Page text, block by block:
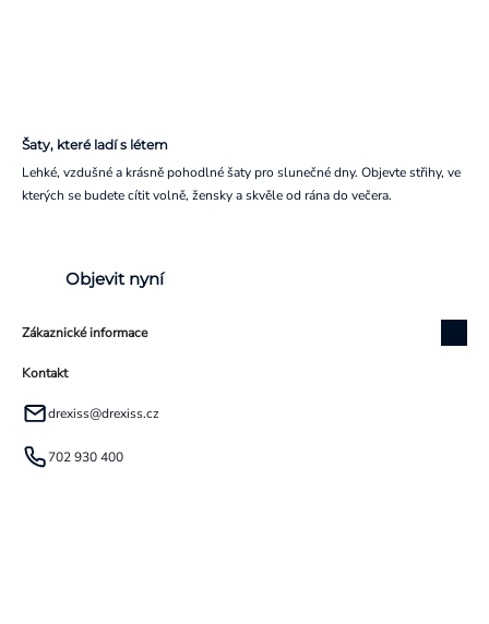
Šaty, které ladí s létem
Lehké, vzdušné a krásně pohodlné šaty pro slunečné dny. Objevte střihy, ve
kterých se budete cítit volně, žensky a skvěle od rána do večera.
Objevit nyní
Zákaznické informace
Kontakt
drexiss@drexiss.cz
702 930 400